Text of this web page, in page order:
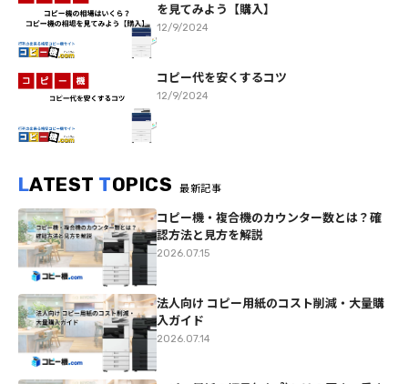
を見てみよう【購入】
12/9/2024
コピー代を安くするコツ
12/9/2024
LATEST TOPICS 最新記事
コピー機・複合機のカウンター数とは？確
認方法と見方を解説
2026.07.15
法人向け コピー用紙のコスト削減・大量購
入ガイド
2026.07.14